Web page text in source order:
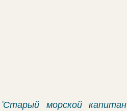
"Старый морской